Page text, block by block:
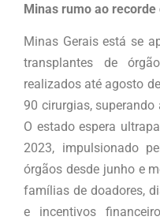
Minas rumo ao
Minas Gerais está se
transplantes de
realizados até agosto
90 cirurgias,
O estado espera
2023, impulsionado
órgãos desde junho e
famílias de doadores,
e incentivos